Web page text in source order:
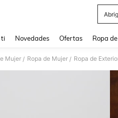
ti Novedades Ofertas Ropa
Mujer / Ropa de Mujer / Ropa de